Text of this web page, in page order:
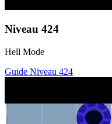
Niveau 424
Hell Mode
Guide Niveau 424